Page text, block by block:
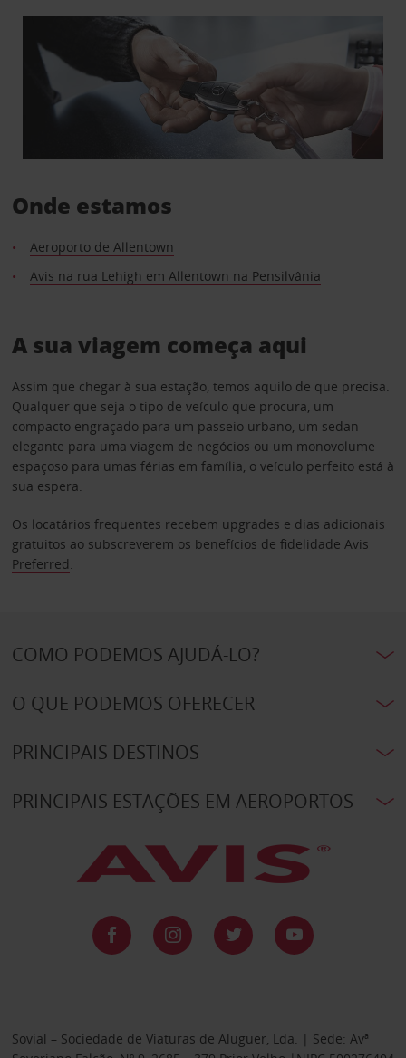
Onde estamos
Aeroporto de Allentown
Avis na rua Lehigh em Allentown na Pensilvânia
A sua viagem começa aqui
Assim que chegar à sua estação, temos aquilo de que precisa.
Qualquer que seja o tipo de veículo que procura, um
compacto engraçado para um passeio urbano, um sedan
elegante para uma viagem de negócios ou um monovolume
espaçoso para umas férias em família, o veículo perfeito está à
sua espera.
Os locatários frequentes recebem upgrades e dias adicionais
gratuitos ao subscreverem os benefícios de fidelidade Avis
Preferred.
COMO PODEMOS AJUDÁ-LO?
O QUE PODEMOS OFERECER
PRINCIPAIS DESTINOS
PRINCIPAIS ESTAÇÕES EM AEROPORTOS
Sovial – Sociedade de Viaturas de Aluguer, Lda. | Sede: Avª